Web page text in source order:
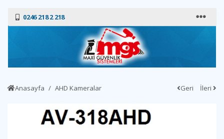
0246 218 2 218
Anasayfa AHD Kameralar Geri İleri